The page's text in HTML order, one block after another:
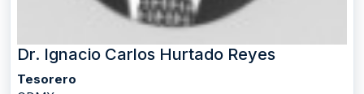
Dr. Ignacio Carlos Hurtado Reyes
Tesorero